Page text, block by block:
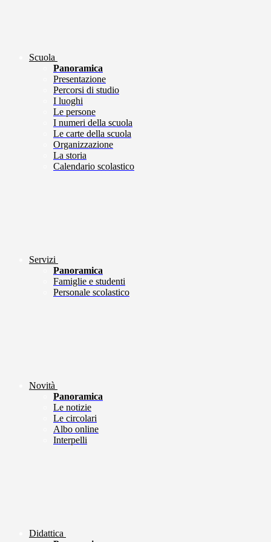
Scuola
Panoramica
Presentazione
Percorsi di studio
I luoghi
Le persone
I numeri della scuola
Le carte della scuola
Organizzazione
La storia
Calendario scolastico
Servizi
Panoramica
Famiglie e studenti
Personale scolastico
Novità
Panoramica
Le notizie
Le circolari
Albo online
Interpelli
Didattica